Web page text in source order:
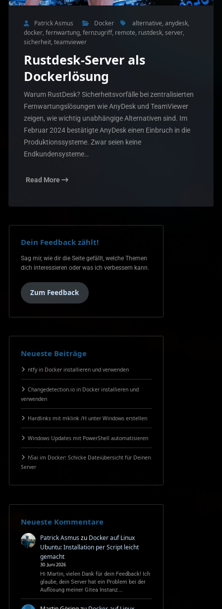
Patrick Asmus Docker alternative, anydesk,
docker, fernwartung, fernzugriff, remote, rustdesk, server,
sicherheit, teamviewer
Rustdesk-Server als
Dockerlösung
Warum RustDesk? Sicherheitsvorfälle bei zentralisierten
Fernwartungslösungen wie AnyDesk und TeamViewer
zeigen, wie wichtig unabhängige Alternativen sind. Im
Februar 2024 bestätigte AnyDesk einen Einbruch in die
Produktionssysteme. Zwar seien keine
Endkundensysteme…
Read More
Dein Feedback zählt!
Sag mir, wie dir die Seite gefällt, welche Themen
dich interessieren oder was ich verbessern kann.
Zum Feedback
Neueste Beiträge
ntfy in Docker installieren und verwenden
Changedetection.io in Docker installieren und
verwenden
Hardlinks mit mklink /H unter Windows erstellen
Windows Updates mit PowerShell automatisieren
h5ai im Docker: Schicke Dateiübersicht für Deinen
Server
Neueste Kommentare
Patrick Asmuszu Docker auf Linux
Ubuntu: Installation per Script leicht
gemacht
30. Juni 2026
Hi Martin, vielen Dank für dein Feedback! Ich
glaube, dein Server hat ein Problem bei der
Auflösung meiner Gitea Instanz.…